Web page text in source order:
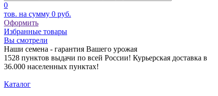
0
тов. на сумму 0 руб.
Оформить
Избранные товары
Вы смотрели
Наши семена - гарантия Вашего урожая
1528 пунктов выдачи по всей России! Курьерская доставка в
36.000 населенных пунктах!
Каталог